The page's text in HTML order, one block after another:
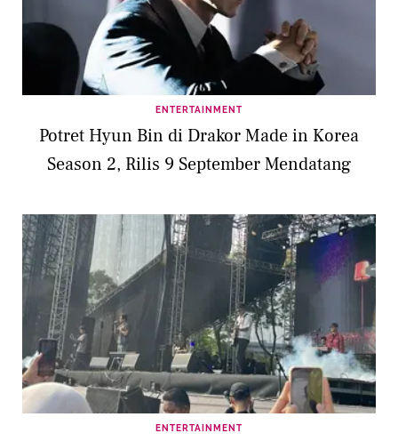
ENTERTAINMENT
Potret Hyun Bin di Drakor Made in Korea
Season 2, Rilis 9 September Mendatang
ENTERTAINMENT